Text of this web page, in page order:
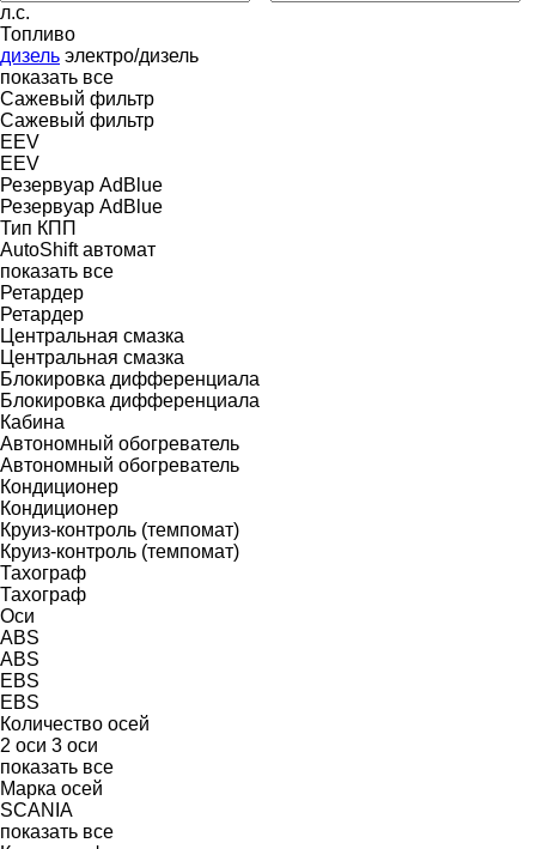
л.с.
Топливо
дизель электро/дизель
показать все
Сажевый фильтр
Сажевый фильтр
EEV
EEV
Резервуар AdBlue
Резервуар AdBlue
Тип КПП
AutoShift автомат
показать все
Ретардер
Ретардер
Центральная смазка
Центральная смазка
Блокировка дифференциала
Блокировка дифференциала
Кабина
Автономный обогреватель
Автономный обогреватель
Кондиционер
Кондиционер
Круиз-контроль (темпомат)
Круиз-контроль (темпомат)
Тахограф
Тахограф
Оси
ABS
ABS
EBS
EBS
Количество осей
2 оси 3 оси
показать все
Марка осей
SCANIA
показать все